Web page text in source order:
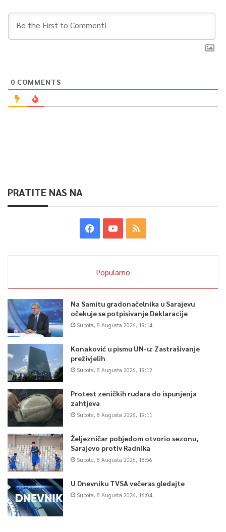
0 COMMENTS
PRATITE NAS NA
Popularno
Na Samitu gradonačelnika u Sarajevu
očekuje se potpisivanje Deklaracije
Subota, 8 Augusta 2026, 19:14
Konaković u pismu UN-u: Zastrašivanje
preživjelih
Subota, 8 Augusta 2026, 19:12
Protest zeničkih rudara do ispunjenja
zahtjeva
Subota, 8 Augusta 2026, 19:11
Željezničar pobjedom otvorio sezonu,
Sarajevo protiv Radnika
Subota, 8 Augusta 2026, 18:56
U Dnevniku TVSA večeras gledajte
Subota, 8 Augusta 2026, 16:04